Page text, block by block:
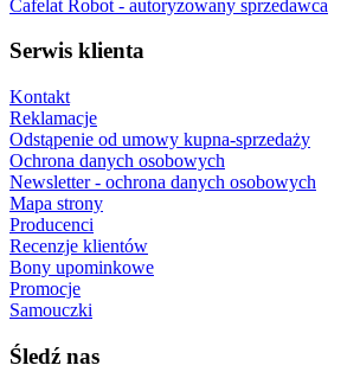
Cafelat Robot - autoryzowany sprzedawca
Serwis klienta
Kontakt
Reklamacje
Odstąpenie od umowy kupna-sprzedaży
Ochrona danych osobowych
Newsletter - ochrona danych osobowych
Mapa strony
Producenci
Recenzje klientów
Bony upominkowe
Promocje
Samouczki
Śledź nas